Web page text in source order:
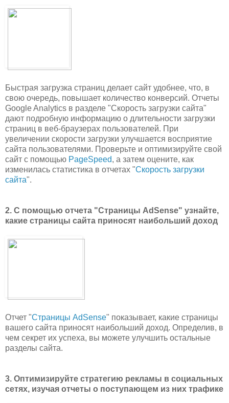
Быстрая загрузка страниц делает сайт удобнее, что, в
свою очередь, повышает количество конверсий. Отчеты
Google Analytics в разделе "Скорость загрузки сайта"
дают подробную информацию о длительности загрузки
страниц в веб-браузерах пользователей. При
увеличении скорости загрузки улучшается восприятие
сайта пользователями. Проверьте и оптимизируйте свой
сайт с помощью PageSpeed, а затем оцените, как
изменилась статистика в отчетах "Скорость загрузки
сайта".
2. С помощью отчета "Страницы AdSense" узнайте,
какие страницы сайта приносят наибольший доход
Отчет "Страницы AdSense" показывает, какие страницы
вашего сайта приносят наибольший доход. Определив, в
чем секрет их успеха, вы можете улучшить остальные
разделы сайта.
3. Оптимизируйте стратегию рекламы в социальных
сетях, изучая отчеты о поступающем из них трафике